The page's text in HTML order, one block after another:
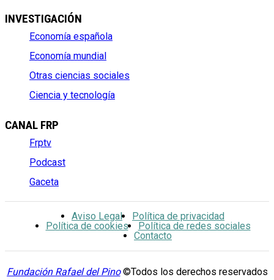
INVESTIGACIÓN
Economía española
Economía mundial
Otras ciencias sociales
Ciencia y tecnología
CANAL FRP
Frptv
Podcast
Gaceta
Aviso Legal
Política de privacidad
Política de cookies
Política de redes sociales
Contacto
Fundación Rafael del Pino©Todos los derechos reservados